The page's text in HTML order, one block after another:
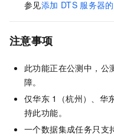
参见添加 DTS 服务器的
注意事项
此功能正在公测中，公
障。
仅华东 1（杭州）、华
持此功能。
一个数据集成任务只支